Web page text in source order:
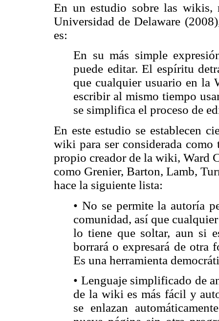
En un estudio sobre las wikis,
Universidad de Delaware
es:
En su más simple
puede editar. El espíritu
que cualquier usuario en la
escribir al mismo tiempo
se simplifica el proceso de
En este estudio se establecen
wiki para ser considerada
propio creador de la wiki, Ward
como Grenier, Barton, Lamb,
hace la siguiente lista:
• No se permite la autoría
comunidad, así que
lo tiene que soltar, aun si
borrará o expresará de otra
Es una herramienta
• Lenguaje simplificado de
de la wiki es más fácil y
se enlazan